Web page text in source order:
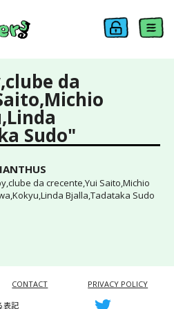
da
Sudo"
da crecente,Yui Saito,Michio
Bjalla,Tadataka Sudo
CONTACT PRIVACY POLICY
表記